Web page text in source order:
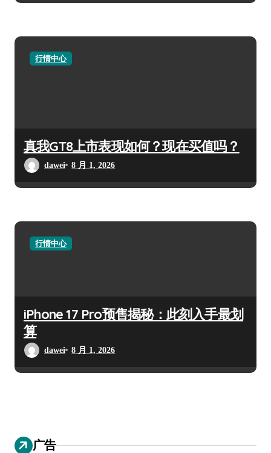
行情中心
真我GT8上市表现如何？现在买值吗？
dawei 8 月 1, 2026
行情中心
iPhone 17 Pro预售揭秘：此刻入手最划
算
dawei 8 月 1, 2026
广告